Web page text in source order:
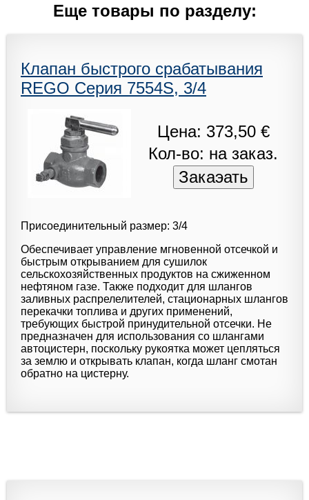
Еще товары по разделу:
Клапан быстрого срабатывания
REGO Серия 7554S, 3/4
Цена: 373,50 €
Кол-во: на заказ.
Присоединительный размер: 3/4
Обеспечивает управление мгновенной отсечкой и
быстрым открыванием для сушилок
сельскохозяйственных продуктов на сжиженном
нефтяном газе. Также подходит для шлангов
заливных распрелелителей, стационарных шлангов
перекачки топлива и других применений,
требующих быстрой принудительной отсечки. Не
предназначен для использования со шлангами
автоцистерн, поскольку рукоятка может цепляться
за землю и открывать клапан, когда шланг смотан
обратно на цистерну.